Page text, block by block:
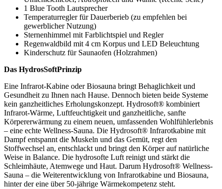
1 Blue Tooth Lautsprecher
Temperaturregler für Dauerberieb (zu empfehlen bei
gewerblicher Nutzung)
Sternenhimmel mit Farblichtspiel und Regler
Regenwaldbild mit 4 cm Korpus und LED Beleuchtung
Kinderschutz für Saunaofen (Holzrahmen)
Das HydrosSoftPrinzip
Eine Infrarot-Kabine oder Biosauna bringt Behaglichkeit und
Gesundheit zu Ihnen nach Hause. Dennoch bieten beide Systeme
kein ganzheitliches Erholungskonzept. Hydrosoft® kombiniert
Infrarot-Wärme, Luftfeuchtigkeit und ganzheitliche, sanfte
Körpererwärmung zu einem neuen, umfassenden Wohlfühlerlebnis
– eine echte Wellness-Sauna. Die Hydrosoft® Infrarotkabine mit
Dampf entspannt die Muskeln und das Gemüt, regt den
Stoffwechsel an, entschlackt und bringt den Körper auf natürliche
Weise in Balance. Die hydrosofte Luft reinigt und stärkt die
Schleimhäute, Atemwege und Haut. Darum Hydrosoft® Wellness-
Sauna – die Weiterentwicklung von Infrarotkabine und Biosauna,
hinter der eine über 50-jährige Wärmekompetenz steht.